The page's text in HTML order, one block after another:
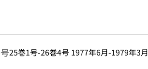
25巻1号-26巻4号 1977年6月-1979年3月